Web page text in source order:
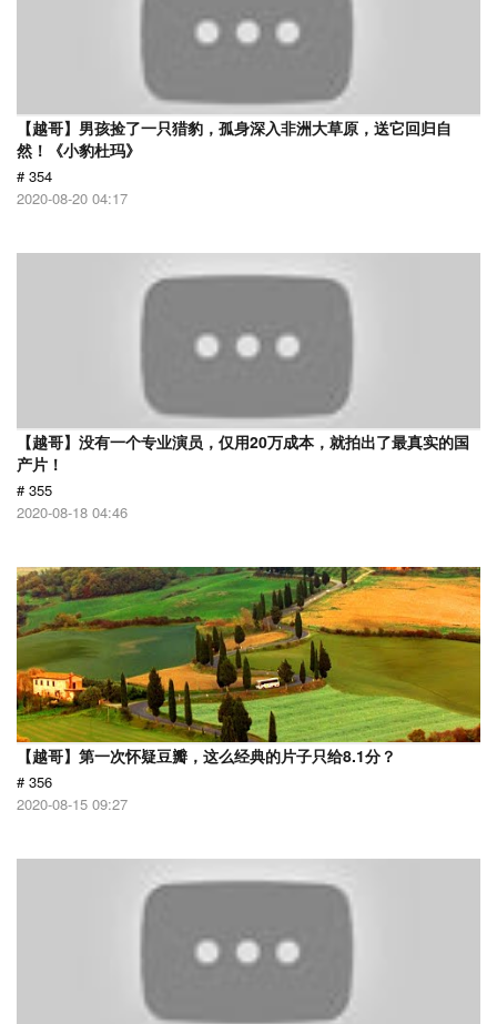
【越哥】男孩捡了一只猎豹，孤身深入非洲大草原，送它回归自
然！《小豹杜玛》
# 354
2020-08-20 04:17
【越哥】没有一个专业演员，仅用20万成本，就拍出了最真实的国
产片！
# 355
2020-08-18 04:46
【越哥】第一次怀疑豆瓣，这么经典的片子只给8.1分？
# 356
2020-08-15 09:27